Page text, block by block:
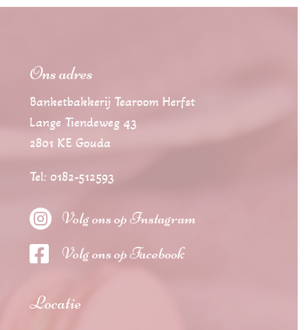
Ons adres
Banketbakkerij Tearoom Herfst
Lange Tiendeweg 43
2801 KE Gouda
Tel: 0182-512593
 Volg ons op Instagram
 Volg ons op Facebook
Locatie